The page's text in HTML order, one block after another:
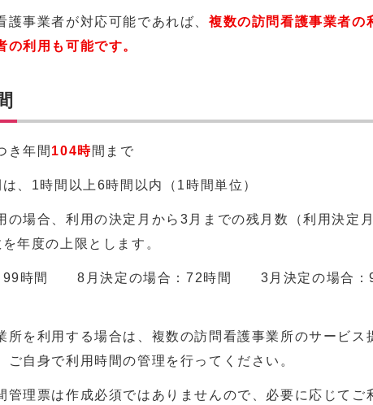
護事業者が対応可能であれば、 複数の訪問看護事業者の
利用も可能です。
き年間 104時間まで
、1時間以上6時間以内（1時間単位）
場合、利用の決定月から3月までの残月数（利用決定
年度の上限とします。
99時間 8月決定の場合：72時間 3月決定の場合：
を利用する場合は、複数の訪問看護事業所のサービス
ご自身で利用時間の管理を行ってください。
理票は作成必須ではありませんので、必要に応じてご